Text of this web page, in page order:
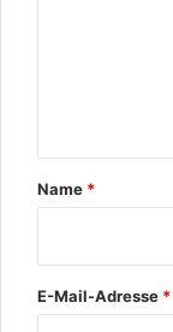
rName *
E-Mail-Adresse *